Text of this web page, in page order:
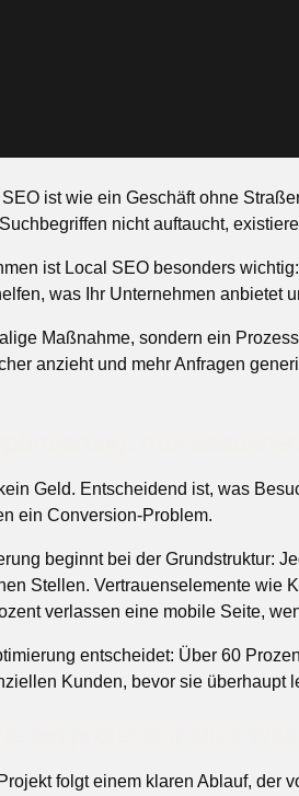
ist wie ein Geschäft ohne
nicht auftaucht,
ist Local SEO besonders
was Ihr Unternehmen anbietet
Maßnahme, sondern ein
anzieht und mehr Anfragen
Geld. Entscheidend ist, was
ein Conversion-Problem.
beginnt bei der Grundstruktur:
Stellen. Vertrauenselemente wie
verlassen eine mobile Seite,
entscheidet: Über 60
Kunden, bevor sie überhaupt
folgt einem klaren Ablauf, der